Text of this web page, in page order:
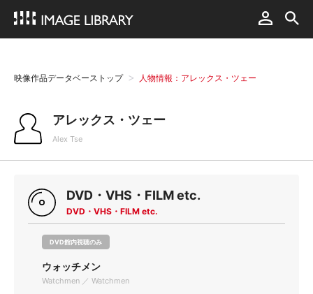
映像作品データベーストップ 人物情報：アレックス・ツェー
アレックス・ツェー
Alex Tse
DVD・VHS・FILM etc.
DVD・VHS・FILM etc.
DVD館内視聴のみ
ウォッチメン
Watchmen ／ Watchmen